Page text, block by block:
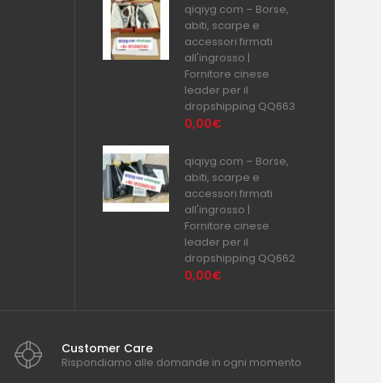
qiqiyg.com – Borse,
abiti, scarpe e
accessori firmati
all'ingrosso |
Fornitore cinese
leader per il
dropshipping QQ663
0,00€
qiqiyg.com – Borse,
abiti, scarpe e
accessori firmati
all'ingrosso |
Fornitore cinese
leader per il
dropshipping QQ662
0,00€
Customer Care
Rispondiamo alle domande in ogni momento